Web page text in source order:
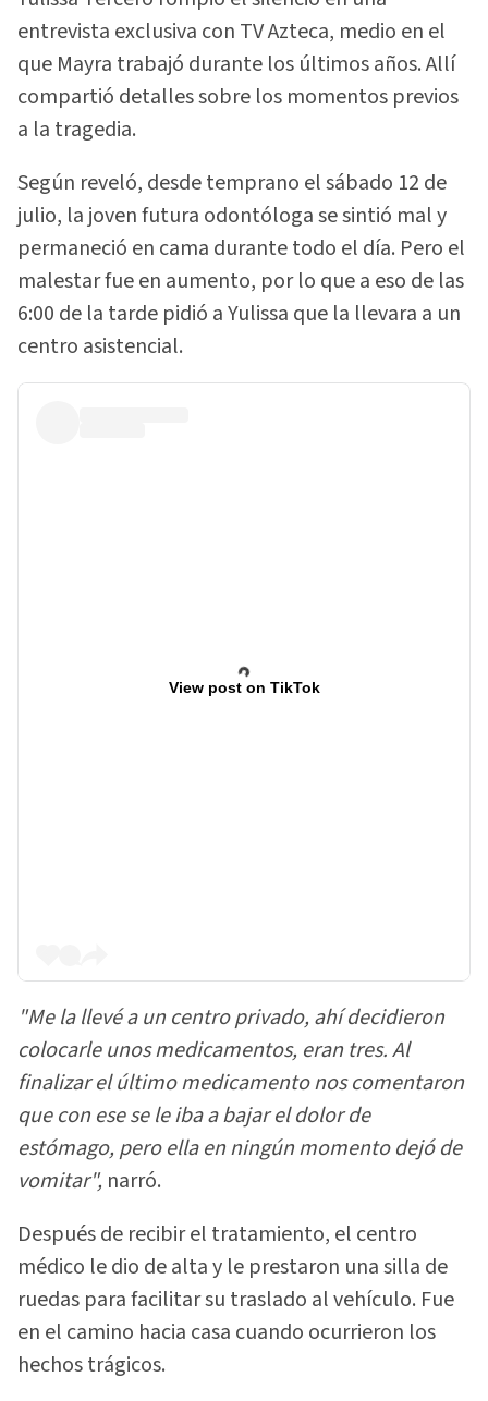
entrevista exclusiva con TV Azteca, medio en el
que Mayra trabajó durante los últimos años. Allí
compartió detalles sobre los momentos previos
a la tragedia.
Según reveló, desde temprano el sábado 12 de
julio, la joven futura odontóloga se sintió mal y
permaneció en cama durante todo el día. Pero el
malestar fue en aumento, por lo que a eso de las
6:00 de la tarde pidió a Yulissa que la llevara a un
centro asistencial.
View post on TikTok
"Me la llevé a un centro privado, ahí decidieron
colocarle unos medicamentos, eran tres. Al
finalizar el último medicamento nos comentaron
que con ese se le iba a bajar el dolor de
estómago, pero ella en ningún momento dejó de
vomitar", narró.
Después de recibir el tratamiento, el centro
médico le dio de alta y le prestaron una silla de
ruedas para facilitar su traslado al vehículo. Fue
en el camino hacia casa cuando ocurrieron los
hechos trágicos.